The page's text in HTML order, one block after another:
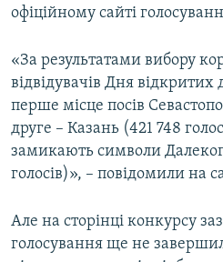
ВІДЕОУРОКИ «ELIFBE»
УКРАЇНСЬКА ПРОБЛЕМА КРИМУ
ІНФОГРАФІКА
Русский
Qırımtatar
ДОЛУЧАЙСЯ!
офіційному сайті
«За результатами вибору
відвідувачів Дня відкритих
перше місце посів
друге – Казань (421 748
замикають символи
голосів)», – повідомили на
Але на сторінці конкурсу
голосування ще не